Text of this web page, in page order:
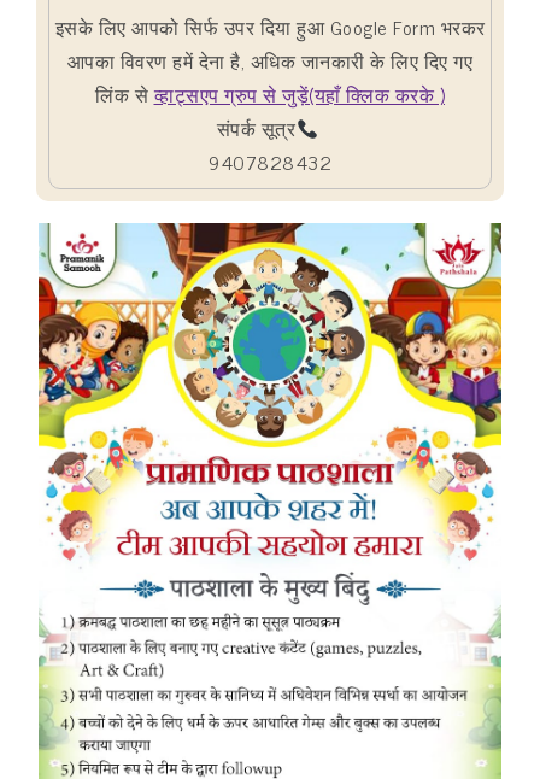
इसके लिए आपको सिर्फ उपर दिया हुआ Google Form भरकर
आपका विवरण हमें देना है, अधिक जानकारी के लिए दिए गए
लिंक सेव्हाट्सएप ग्रुप से जुड़ें(यहाँ क्लिक करके )
संपर्क सूत्र
9407828432